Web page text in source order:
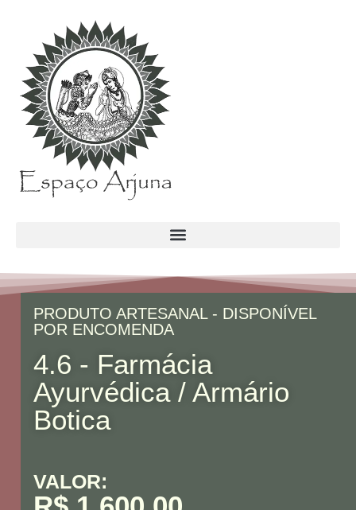
PRODUTO ARTESANAL - DISPONÍVEL
POR ENCOMENDA
4.6 - Farmácia
Ayurvédica​ / Armário
Botica
VALOR: